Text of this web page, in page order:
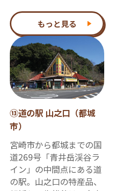
もっと見る
⑬道の駅 山之口（都城
市）
宮崎市から都城までの国
道269号「青井岳渓谷ラ
イン」の中間点にある道
の駅。山之口の特産品、